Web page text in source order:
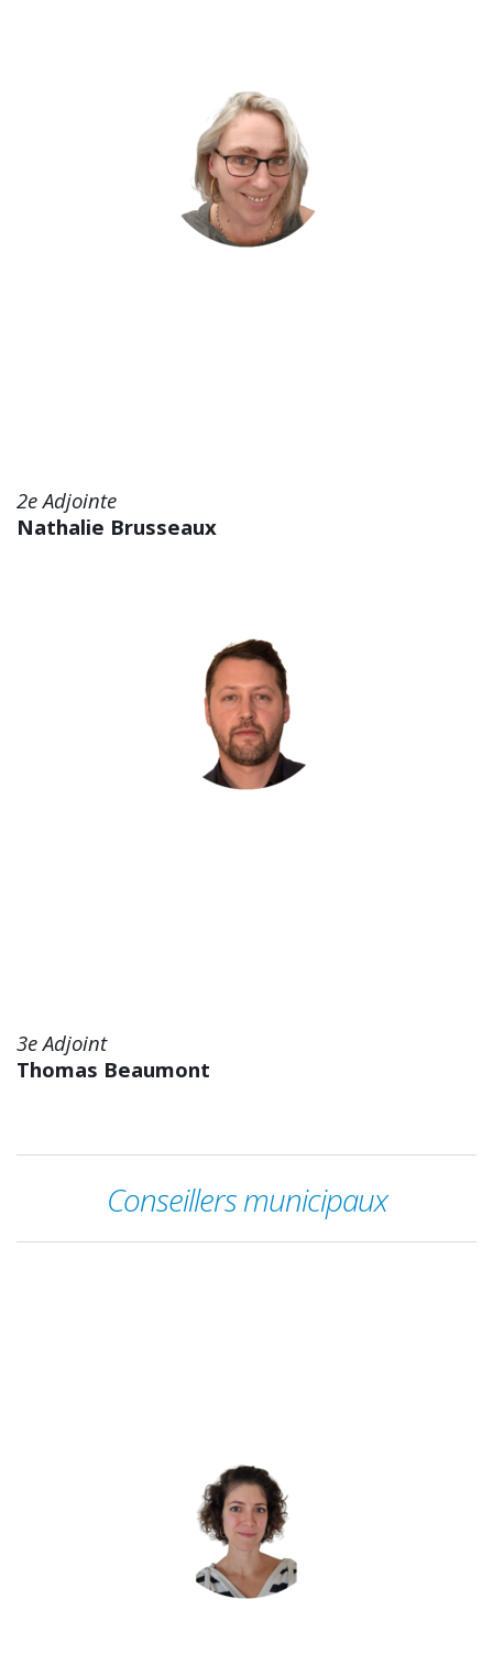
2e Adjointe
Nathalie Brusseaux
3e Adjoint
Thomas Beaumont
Conseillers municipaux